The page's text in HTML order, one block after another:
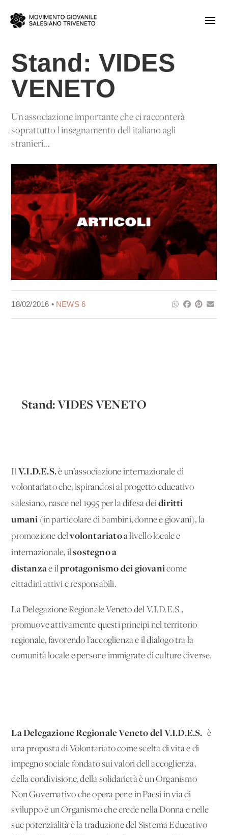
Stand: VIDES
VENETO
Un'associazione importante che ci racconterà
soprattutto l'insegnamento dell'italiano agli
stranieri...
18/02/2016 • NEWS 6
Stand: VIDES VENETO
IlV.I.D.E.S.è un’associazione internazionale di
volontariato che, ispirandosi al progetto educativo
salesiano, nasce nel 1995 per la difesa deidiritti
umani (in particolare di bambini, donne e giovani), la
promozione delvolontariatoa livello locale e
internazionale, ilsostegno a
distanzae ilprotagonismo dei giovanicome
cittadini attivi e responsabili.
La Delegazione Regionale Veneto del V.I.D.E.S.,
promuove attivamente questi principi nel territorio
regionale, favorendo l’accoglienza e il dialogo tra la
comunità locale e persone immigrate di culture diverse.
La Delegazione Regionale Veneto del V.I.D.E.S. è
una proposta di Volontariato come scelta di vita e di
impegno sociale fondato sui valori dell'accoglienza,
della condivisione, della solidarietà è un Organismo
Non Governativo che opera per e in Paesi in via di
sviluppo è un Organismo che crede nella Donna e nelle
sue potenzialità è la traduzione del Sistema Educativo